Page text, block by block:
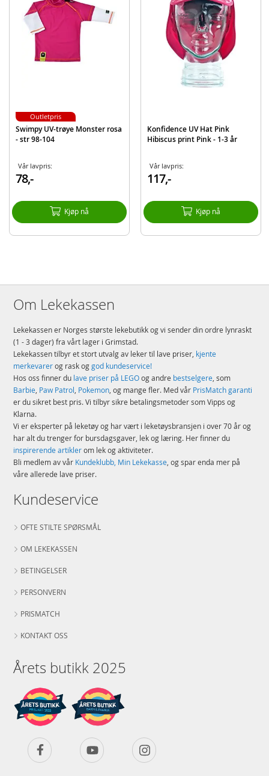
Swimpy UV-trøye Monster rosa
- str 98-104
Vår lavpris:
78,-
Kjøp nå
Outletpris
Konfidence UV Hat Pink
Hibiscus print Pink - 1-3 år
Vår lavpris:
117,-
Kjøp nå
Om Lekekassen
Lekekassen er Norges største lekebutikk og vi sender din ordre lynraskt
(1 - 3 dager) fra vårt lager i Grimstad.
Lekekassen tilbyr et stort utvalg av leker til lave priser, kjente
merkevarerog rask oggod kundeservice!
Hos oss finner du lave priser på LEGOog andre bestselgere, som
Barbie, Paw Patrol, Pokemon, og mange fler. Med vår PrisMatch garanti
er du sikret best pris. Vi tilbyr sikre betalingsmetoder som Vipps og
Klarna.
Vi er eksperter på leketøy og har vært i leketøysbransjen i over 70 år og
har alt du trenger for bursdagsgaver, lek og læring. Her finner du
inspirerende artiklerom lek og aktiviteter.
Bli medlem av vår Kundeklubb, Min Lekekasse, og spar enda mer på
våre allerede lave priser.
Kundeservice
OFTE STILTE SPØRSMÅL
OM LEKEKASSEN
BETINGELSER
PERSONVERN
PRISMATCH
KONTAKT OSS
Årets butikk 2025